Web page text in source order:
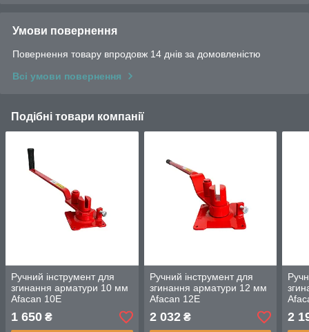
Умови повернення
Повернення товару впродовж 14 днів за домовленістю
Всі умови повернення
Подібні товари компанії
Ручний інструмент для
згинання арматури 10 мм
Afacan 10E
1 650 ₴
Ручний інструмент для
згинання арматури 12 мм
Afacan 12E
2 032₴ 2